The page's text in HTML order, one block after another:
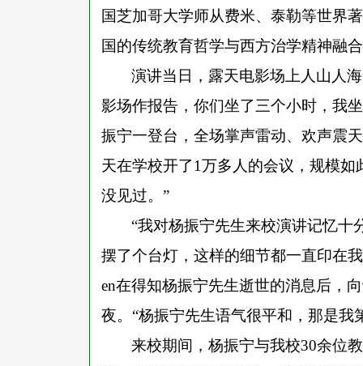
国芝加哥大学师从费米、泰勒等世界
国的传统教育哲学与西方治学精神融
演讲当日，露天电影场上人山人
影场作报告，你们坐了三个小时，我
振宁一登台，全场掌声雷动、欢声震
天在学校开了1万多人的会议，规模
没见过。”
“我对杨振宁先生来校演讲记忆
摆了个台灯，这样的细节都一直印在
en在得知杨振宁先生逝世的消息后，
夜。“杨振宁先生语气很平和，那是
来校期间，杨振宁与我校30余位